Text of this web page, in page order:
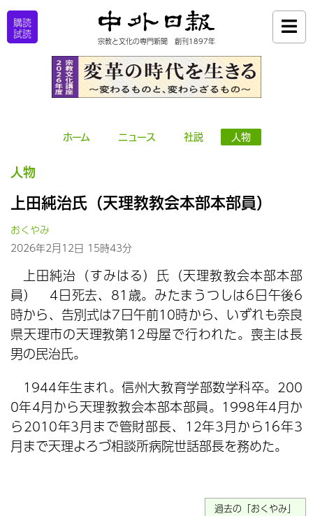
購読
試読
宗教と文化の専門新聞 創刊1897年
ホーム ニュース 社説 人物
人物
上田純治氏（天理教教会本部本部員）
おくやみ
2026年2月12日 15時43分
上田純治（すみはる）氏（天理教教会本部本部
員） 4日死去、81歳。みたまうつしは6日午後6
時から、告別式は7日午前10時から、いずれも奈良
県天理市の天理教第12母屋で行われた。喪主は長
男の民治氏。
1944年生まれ。信州大教育学部数学科卒。200
0年4月から天理教教会本部本部員。1998年4月か
ら2010年3月まで管財部長、12年3月から16年3
月まで天理よろづ相談所病院世話部長を務めた。
過去の「おくやみ」